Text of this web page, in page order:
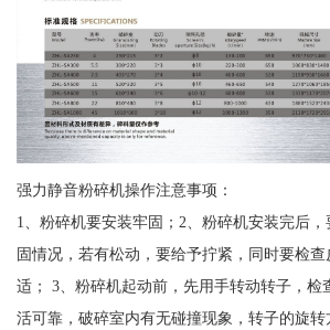
强力静音粉碎机操作注意事项：
1、粉碎机要安装牢固；2、粉碎机安装完后
固情况，若有松动，要给予拧紧，同时要检
适； 3、粉碎机起动前，先用手转动转子，检
活可靠，破碎室内有无碰撞现象，转子的旋